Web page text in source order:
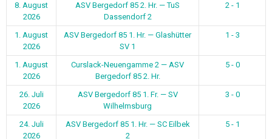
8. August
2026
ASV Bergedorf 85 2. Hr. — TuS
Dassendorf 2
2 - 1
1. August
2026
ASV Bergedorf 85 1. Hr. — Glashütter
SV 1
1 - 3
1. August
2026
Curslack-Neuengamme 2 — ASV
Bergedorf 85 2. Hr.
5 - 0
26. Juli
2026
ASV Bergedorf 85 1. Fr. — SV
Wilhelmsburg
3 - 0
24. Juli
2026
ASV Bergedorf 85 1. Hr. — SC Eilbek
2
5 - 1